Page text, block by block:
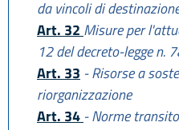
da vincoli di
Art. 32 Misure per
12 del decreto-legge n.
Art. 33 - Risorse a
riorganizzazione
Art. 34 - Norme